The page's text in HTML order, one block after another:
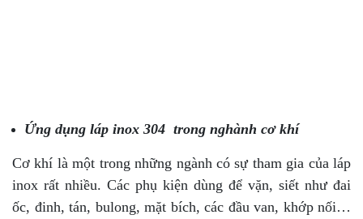
Ứng dụng láp inox 304 trong nghành cơ khí
Cơ khí là một trong những ngành có sự tham gia của láp
inox rất nhiều. Các phụ kiện dùng để vặn, siết như đai
ốc, đinh, tán, bulong, mặt bích, các đầu van, khớp nối…